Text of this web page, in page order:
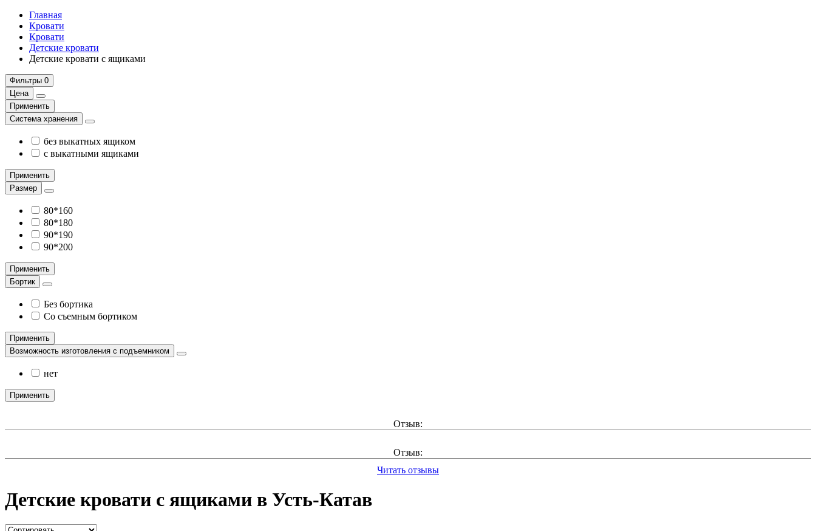
Главная
Кровати
Кровати
Детские кровати
Детские кровати с ящиками
Фильтры 0
Цена
Применить
Система хранения
без выкатных ящиком
с выкатными ящиками
Применить
Размер
80*160
80*180
90*190
90*200
Применить
Бортик
Без бортика
Со съемным бортиком
Применить
Возможность изготовления с подъемником
нет
Применить
Отзыв:
Отзыв:
Читать отзывы
Детские кровати с ящиками в Усть-Катав